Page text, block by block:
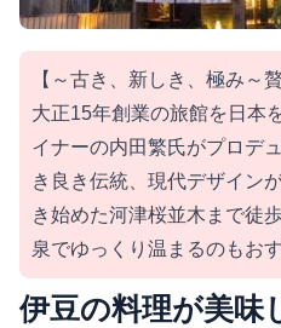
【～古き、新しき、極み～
大正15年創業の旅館を日本
イナーの内田繁氏がプロデ
き良き伝統、現代デザイン
き始めた河津桜並木まで徒
泉でゆっくり温まるのもお
伊豆の料理が美味